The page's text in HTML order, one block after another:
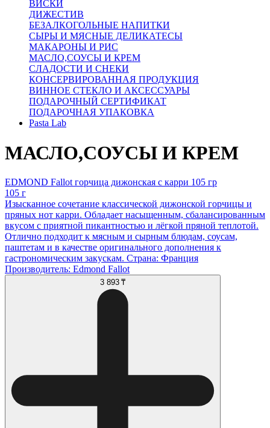
ВИСКИ
ДИЖЕСТИВ
БЕЗАЛКОГОЛЬНЫЕ НАПИТКИ
СЫРЫ И МЯСНЫЕ ДЕЛИКАТЕСЫ
МАКАРОНЫ И РИС
МАСЛО,СОУСЫ И КРЕМ
СЛАДОСТИ И СНЕКИ
КОНСЕРВИРОВАННАЯ ПРОДУКЦИЯ
ВИННОЕ СТЕКЛО И АКСЕССУАРЫ
ПОДАРОЧНЫЙ СЕРТИФИКАТ
ПОДАРОЧНАЯ УПАКОВКА
Pasta Lab
МАСЛО,СОУСЫ И КРЕМ
EDMOND Fallot горчица дижонская с карри 105 гр
105 г
Изысканное сочетание классической дижонской горчицы и
пряных нот карри. Обладает насыщенным, сбалансированным
вкусом с приятной пикантностью и лёгкой пряной теплотой.
Отлично подходит к мясным и сырным блюдам, соусам,
паштетам и в качестве оригинального дополнения к
гастрономическим закускам. Страна: Франция
Производитель: Edmond Fallot
3 893 ₸